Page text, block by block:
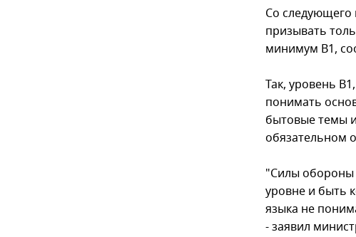
Со следующего
призывать
минимум B1,
Так, уровень
понимать
бытовые темы
обязательном
"Силы обороны
уровне и быть
языка не
- заявил